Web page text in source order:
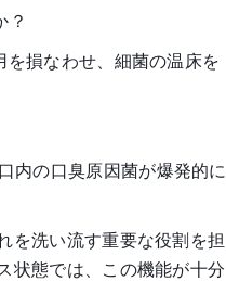
？
損なわせ、細菌の温床を
内の口臭原因菌が爆発的に
を洗い流す重要な役割を担
状態では、この機能が十分